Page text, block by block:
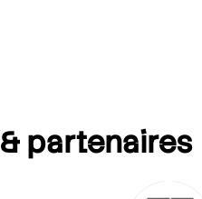
& partenaires